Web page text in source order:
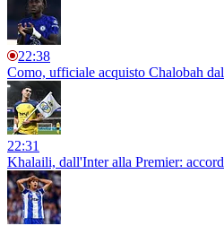
22:38
Como, ufficiale acquisto Chalobah
22:31
Khalaili, dall'Inter alla Premier: